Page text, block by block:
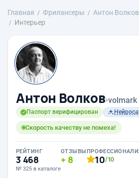
Главная Фрилансеры Антон Волков
Интерьер
Антон Волков›volmark
Паспорт верифицирован
Скорость качеству не помеха!
РЕЙТИНГ
3 468
№ 325 в каталоге
ОТЗЫВЫ
8 10/10